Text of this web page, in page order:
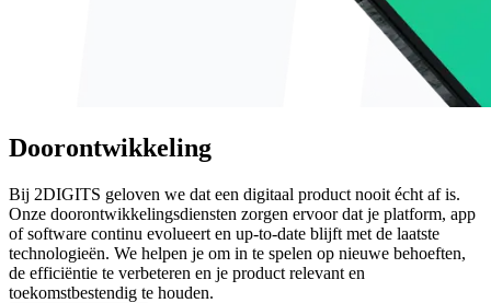
Doorontwikkeling
Bij 2DIGITS geloven we dat een digitaal product nooit écht af is.
Onze doorontwikkelingsdiensten zorgen ervoor dat je platform, app
of software continu evolueert en up-to-date blijft met de laatste
technologieën. We helpen je om in te spelen op nieuwe behoeften,
de efficiëntie te verbeteren en je product relevant en
toekomstbestendig te houden.